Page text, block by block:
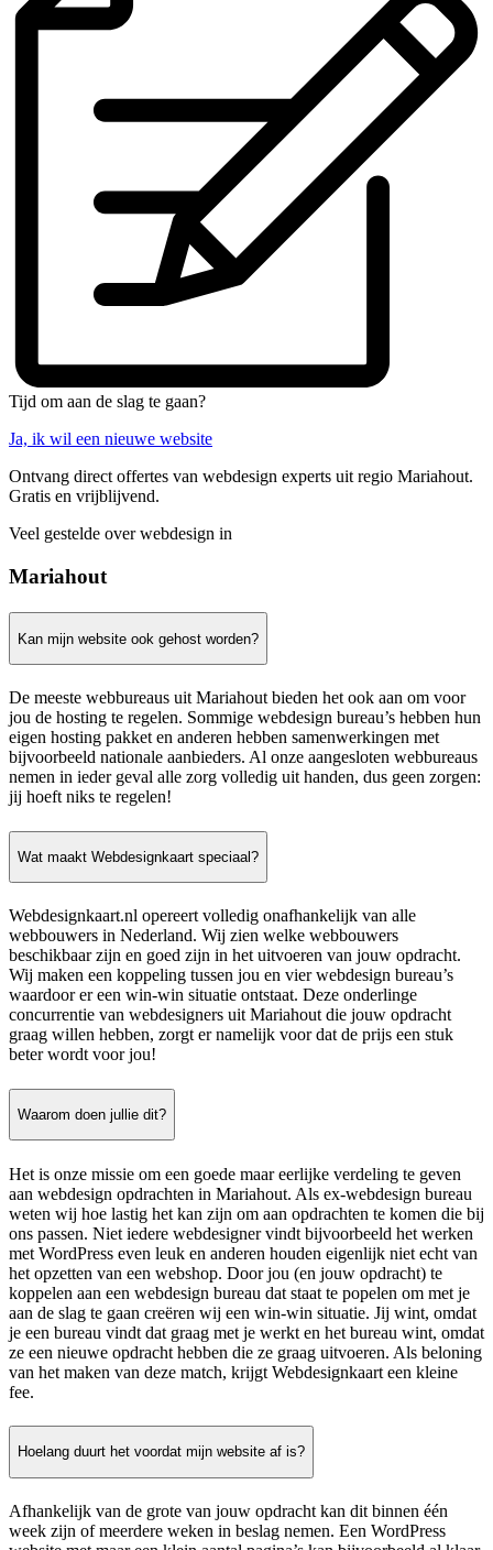
Tijd om aan de slag te gaan?
Ja, ik wil een nieuwe website
Ontvang direct offertes van webdesign experts uit regio Mariahout.
Gratis en vrijblijvend.
Veel gestelde over webdesign in
Mariahout
Kan mijn website ook gehost worden?
De meeste webbureaus uit Mariahout bieden het ook aan om voor
jou de hosting te regelen. Sommige webdesign bureau’s hebben hun
eigen hosting pakket en anderen hebben samenwerkingen met
bijvoorbeeld nationale aanbieders. Al onze aangesloten webbureaus
nemen in ieder geval alle zorg volledig uit handen, dus geen zorgen:
jij hoeft niks te regelen!
Wat maakt Webdesignkaart speciaal?
Webdesignkaart.nl opereert volledig onafhankelijk van alle
webbouwers in Nederland. Wij zien welke webbouwers
beschikbaar zijn en goed zijn in het uitvoeren van jouw opdracht.
Wij maken een koppeling tussen jou en vier webdesign bureau’s
waardoor er een win-win situatie ontstaat. Deze onderlinge
concurrentie van webdesigners uit Mariahout die jouw opdracht
graag willen hebben, zorgt er namelijk voor dat de prijs een stuk
beter wordt voor jou!
Waarom doen jullie dit?
Het is onze missie om een goede maar eerlijke verdeling te geven
aan webdesign opdrachten in Mariahout. Als ex-webdesign bureau
weten wij hoe lastig het kan zijn om aan opdrachten te komen die bij
ons passen. Niet iedere webdesigner vindt bijvoorbeeld het werken
met WordPress even leuk en anderen houden eigenlijk niet echt van
het opzetten van een webshop. Door jou (en jouw opdracht) te
koppelen aan een webdesign bureau dat staat te popelen om met je
aan de slag te gaan creëren wij een win-win situatie. Jij wint, omdat
je een bureau vindt dat graag met je werkt en het bureau wint, omdat
ze een nieuwe opdracht hebben die ze graag uitvoeren. Als beloning
van het maken van deze match, krijgt Webdesignkaart een kleine
fee.
Hoelang duurt het voordat mijn website af is?
Afhankelijk van de grote van jouw opdracht kan dit binnen één
week zijn of meerdere weken in beslag nemen. Een WordPress